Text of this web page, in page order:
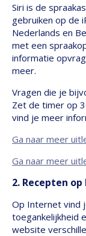
Siri is de
gebruiken op de
Nederlands en
met een
informatie
meer.
Vragen die je
Zet de timer op
vind je meer
Ga naar meer
Ga naar meer
2. Recepten
Op Internet vind
toegankelijkheid
website